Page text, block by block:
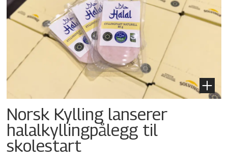
Norsk Kylling lanserer
halalkyllingpålegg til
skolestart